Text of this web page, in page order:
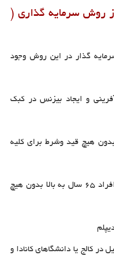
روش سرمایه گذاری (
گذار در این روش وجود
و ایجاد بیزنس در کبک
بدون هیچ قید وشرط برای کلیه
استفاده از بیمه میانسالی جهت افراد 65 سال به بالا بدون هیچ
کالج یا دانشگاهای کانادا و